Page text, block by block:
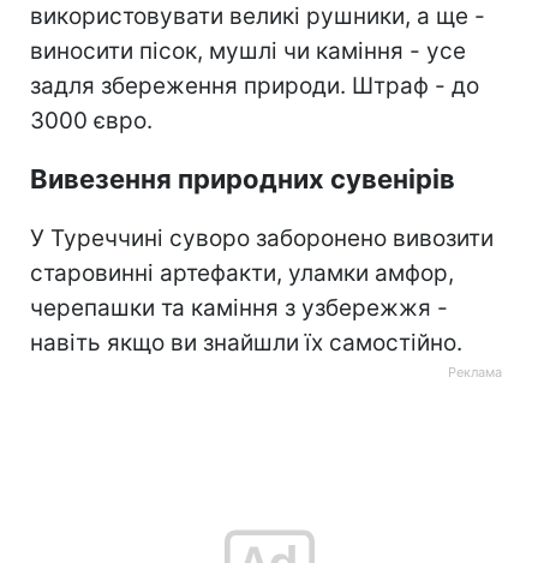
використовувати великі рушники, а ще -
виносити пісок, мушлі чи каміння - усе
задля збереження природи. Штраф - до
3000 євро.
Вивезення природних сувенірів
У Туреччині суворо заборонено вивозити
старовинні артефакти, уламки амфор,
черепашки та каміння з узбережжя -
навіть якщо ви знайшли їх самостійно.